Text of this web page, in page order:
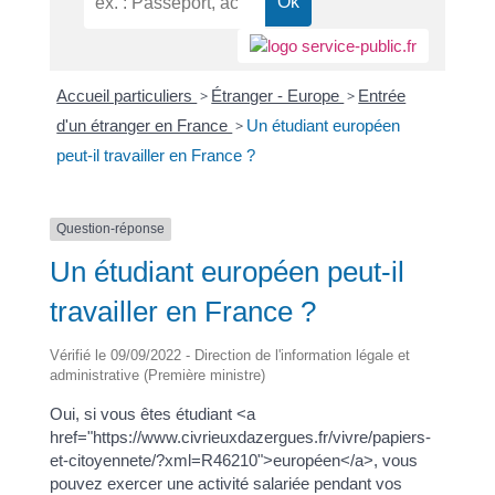
Accueil particuliers > Étranger - Europe > Entrée
d'un étranger en France > Un étudiant européen
peut-il travailler en France ?
Question-réponse
Un étudiant européen peut-il
travailler en France ?
Vérifié le 09/09/2022 - Direction de l'information légale et
administrative (Première ministre)
Oui, si vous êtes étudiant <a
href="https://www.civrieuxdazergues.fr/vivre/papiers-
et-citoyennete/?xml=R46210">européen</a>, vous
pouvez exercer une activité salariée pendant vos